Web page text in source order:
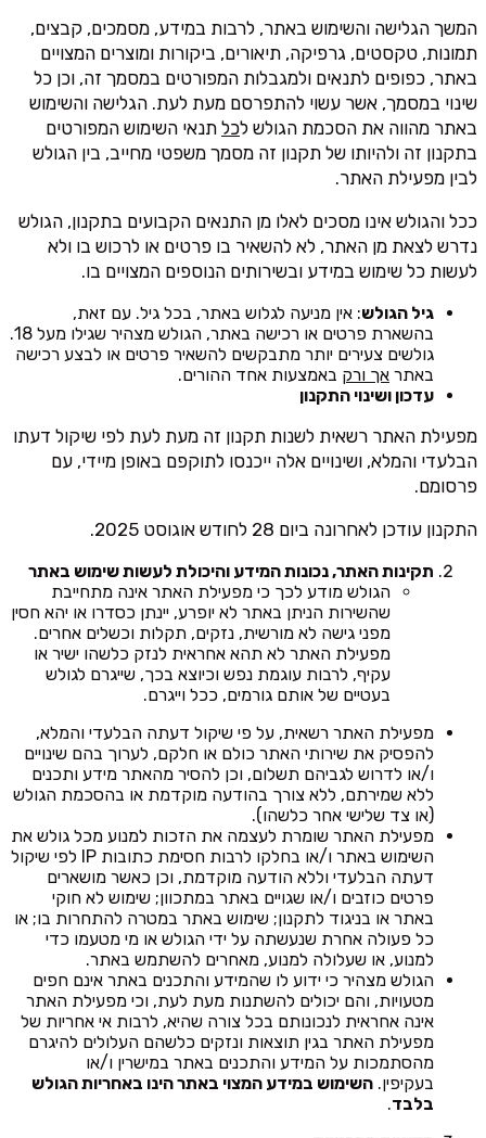
המשך הגלישה והשימוש באתר, לרבות במידע, מסמכים, קבצים,
תמונות, טקסטים, גרפיקה, תיאורים, ביקורות ומוצרים המצויים
באתר, כפופים לתנאים ולמגבלות המפורטים במסמך זה, וכן כל
שינוי במסמך, אשר עשוי להתפרסם מעת לעת. הגלישה והשימוש
באתר מהווה את הסכמת הגולש לכל תנאי השימוש המפורטים
בתקנון זה ולהיותו של תקנון זה מסמך משפטי מחייב, בין הגולש
לבין מפעילת האתר.
ככל והגולש אינו מסכים לאלו מן התנאים הקבועים בתקנון, הגולש
נדרש לצאת מן האתר, לא להשאיר בו פרטים או לרכוש בו ולא
לעשות כל שימוש במידע ובשירותים הנוספים המצויים בו.
גיל הגולש: אין מניעה לגלוש באתר, בכל גיל. עם זאת,
בהשארת פרטים או רכישה באתר, הגולש מצהיר שגילו מעל 18.
גולשים צעירים יותר מתבקשים להשאיר פרטים או לבצע רכישה
באתר אך ורק באמצעות אחד ההורים.
עדכון ושינוי התקנון
מפעילת האתר רשאית לשנות תקנון זה מעת לעת לפי שיקול דעתו
הבלעדי והמלא, ושינויים אלה ייכנסו לתוקפם באופן מיידי, עם
פרסומם.
התקנון עודכן לאחרונה ביום 28 לחודש אוגוסט 2025.
תקינות האתר, נכונות המידע והיכולת לעשות שימוש באתר
הגולש מודע לכך כי מפעילת האתר אינה מתחייבת
שהשירות הניתן באתר לא יופרע, יינתן כסדרו או יהא חסין
מפני גישה לא מורשית, נזקים, תקלות וכשלים אחרים.
מפעילת האתר לא תהא אחראית לנזק כלשהו ישיר או
עקיף, לרבות עוגמת נפש וכיוצא בכך, שייגרם לגולש
בעטיים של אותם גורמים, ככל וייגרם.
מפעילת האתר רשאית, על פי שיקול דעתה הבלעדי והמלא,
להפסיק את שירותי האתר כולם או חלקם, לערוך בהם שינויים
ו/או לדרוש לגביהם תשלום, וכן להסיר מהאתר מידע ותכנים
ללא שמירתם, ללא צורך בהודעה מוקדמת או בהסכמת הגולש
(או צד שלישי אחר כלשהו).
מפעילת האתר שומרת לעצמה את הזכות למנוע מכל גולש את
השימוש באתר ו/או בחלקו לרבות חסימת כתובות IP לפי שיקול
דעתה הבלעדי וללא הודעה מוקדמת, וכן כאשר מושארים
פרטים כוזבים ו/או שגויים באתר במתכוון; שימוש לא חוקי
באתר או בניגוד לתקנון; שימוש באתר במטרה להתחרות בו; או
כל פעולה אחרת שנעשתה על ידי הגולש או מי מטעמו כדי
למנוע, או שעלולה למנוע, מאחרים להשתמש באתר.
הגולש מצהיר כי ידוע לו שהמידע והתכנים באתר אינם חפים
מטעויות, והם יכולים להשתנות מעת לעת, וכי מפעילת האתר
אינה אחראית לנכונותם בכל צורה שהיא, לרבות אי אחריות של
מפעילת האתר בגין תוצאות ונזקים כלשהם העלולים להיגרם
מהסתמכות על המידע והתכנים באתר במישרין ו/או
בעקיפין. השימוש במידע המצוי באתר הינו באחריות הגולש
בלבד.